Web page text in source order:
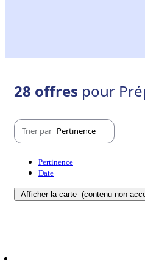
28 offres pour
Trier par Pertinence
Pertinence
Date
Afficher la carte (contenu non-